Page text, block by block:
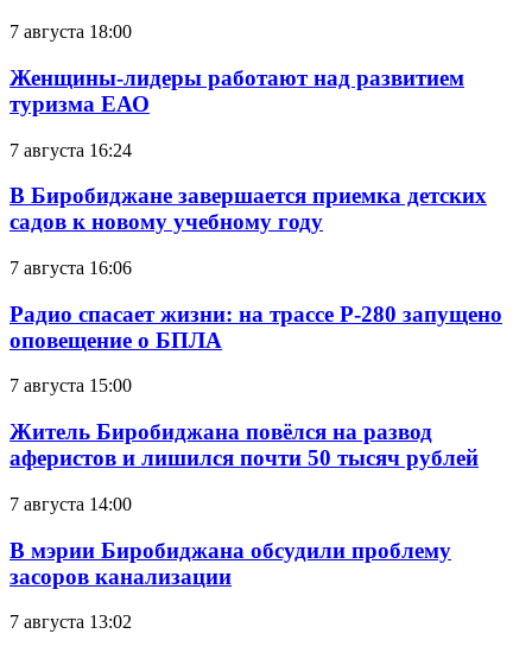
7 августа 18:00
Женщины-лидеры работают над развитием
туризма ЕАО
7 августа 16:24
В Биробиджане завершается приемка детских
садов к новому учебному году
7 августа 16:06
Радио спасает жизни: на трассе Р-280 запущено
оповещение о БПЛА
7 августа 15:00
Житель Биробиджана повёлся на развод
аферистов и лишился почти 50 тысяч рублей
7 августа 14:00
В мэрии Биробиджана обсудили проблему
засоров канализации
7 августа 13:02